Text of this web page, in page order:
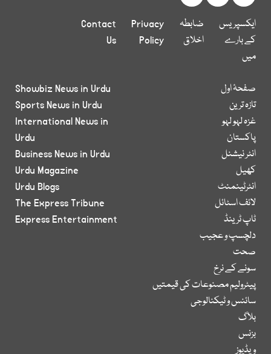
ایکسپریس
کے بارے
میں
ضابطہ
اخلاق
Privacy
Policy
Contact
Us
صفحۂ اول
تازہ ترین
غزہ لہو لہو
پاکستان
انٹر نیشنل
کھیل
انٹرٹینمنٹ
لائف اسٹائل
ٹاپ ٹرینڈ
دلچسپ و عجیب
صحت
سونے کے نرخ
پیٹرولیم مصنوعات کی قیمتیں
سائنس و ٹیکنالوجی
بلاگ
بزنس
ویڈیوز
Showbiz News in Urdu
Sports News in Urdu
International News in
Urdu
Business News in Urdu
Urdu Magazine
Urdu Blogs
The Express Tribune
Express Entertainment